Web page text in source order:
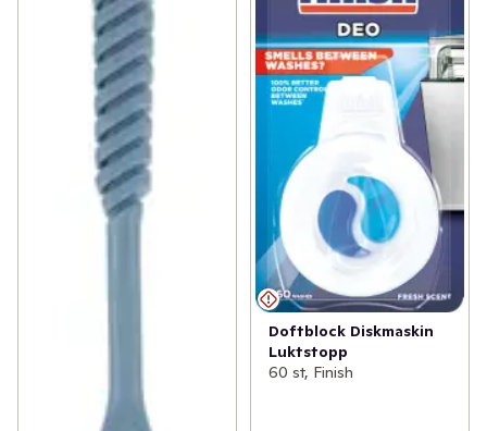
Doftblock Diskmaskin
Luktstopp
60 st, Finish